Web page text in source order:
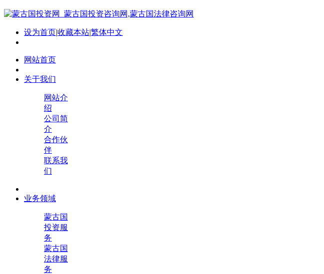
设为首页|收藏本站|繁体中文
网站首页
关于我们
网站介
绍
公司简
介
合作伙
伴
联系我
们
业务领域
蒙古国
投资服
务
蒙古国
法律服
务